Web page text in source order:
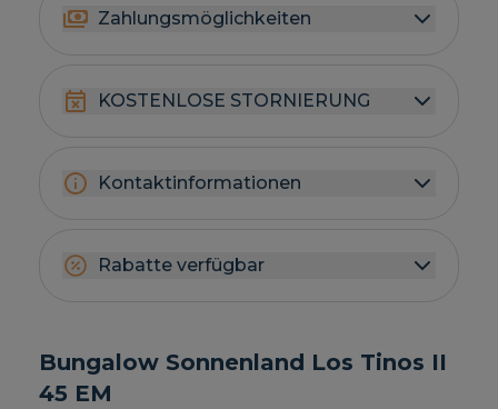
Zahlungsmöglichkeiten
KOSTENLOSE STORNIERUNG
Kontaktinformationen
Rabatte verfügbar
Bungalow Sonnenland Los Tinos II
45 EM